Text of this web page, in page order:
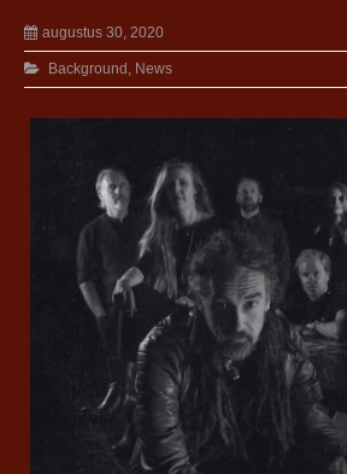
augustus 30, 2020
Background , News